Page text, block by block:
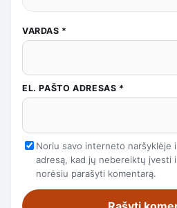
VARDAS *
EL. PAŠTO ADRESAS *
Noriu savo interneto naršyklėje
adresą, kad jų nebereiktų įvesti
norėsiu parašyti komentarą.